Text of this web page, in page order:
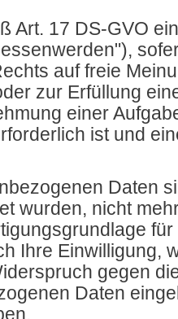
Art. 17 DS-GVO
auf freie
zur Erfüllung
einer
ist und
Daten
wurden, nicht
Ihre Einwilligung,
gegen
Daten